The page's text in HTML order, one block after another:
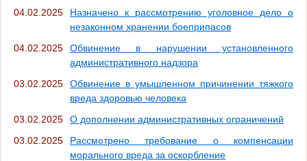
04.02.2025
Назначено к рассмотрению уголовное дело о
незаконном хранении боеприпасов
04.02.2025
Обвинение в нарушении установленного
административного надзора
03.02.2025
Обвинение в умышленном причинении тяжкого
вреда здоровью человека
03.02.2025
О дополнении административных ограничений
03.02.2025
Рассмотрено требование о компенсации
морального вреда за оскорбление